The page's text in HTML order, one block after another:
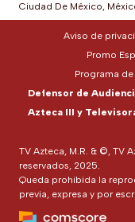
Ciudad De México,
TV Azteca, M.R. & ©, TV
reservados, 2025.
Queda prohibida la
previa, expresa y por
Aviso de
Promo
Programa
Defensor de
Azteca III y